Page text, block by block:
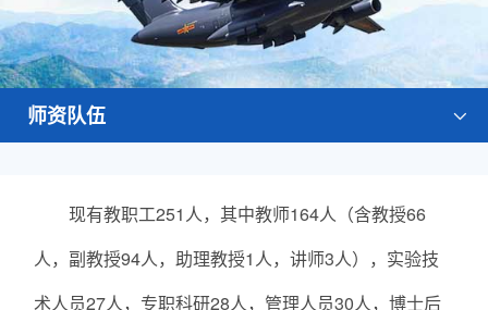
师资队伍
现有教职工251人，其中教师164人（含教授66
人，副教授94人，助理教授1人，讲师3人），实验技
术人员27人，专职科研28人，管理人员30人，博士后